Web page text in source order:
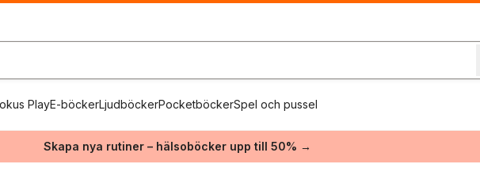
PlayE-böckerLjudböckerPocketböckerSpel och pussel
Skapa nya rutiner – hälsoböcker upp till 50% →